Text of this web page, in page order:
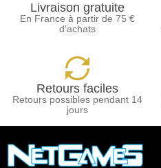
Livraison gratuite
En France à partir de 75 €
d'achats
Retours faciles
Retours possibles pendant 14
jours